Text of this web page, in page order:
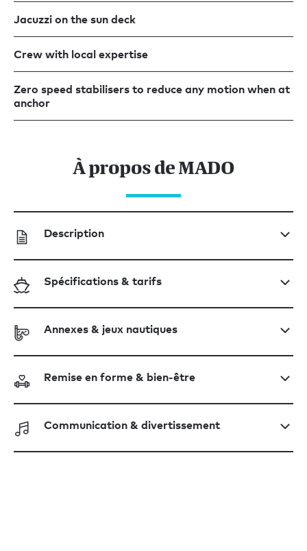
Jacuzzi on the sun deck
Crew with local expertise
Zero speed stabilisers to reduce any motion when at
anchor
À propos de MADO
Description
Spécifications & tarifs
Annexes & jeux nautiques
Remise en forme & bien-être
Communication & divertissement